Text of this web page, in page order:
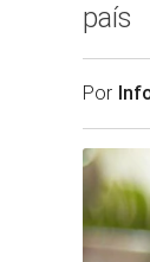
país
Por